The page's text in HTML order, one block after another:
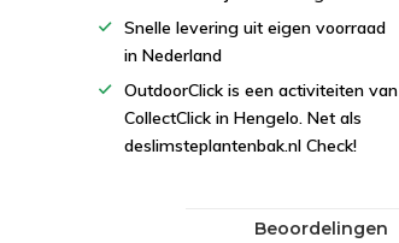
Snelle levering uit eigen voorraad
in Nederland
OutdoorClick is een activiteiten van
CollectClick in Hengelo. Net als
deslimsteplantenbak.nl Check!
Beoordelingen